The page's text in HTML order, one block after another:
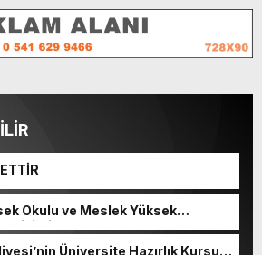
Okulu ve Meslek Yüksek
Üniversite Hazırlık Kursu